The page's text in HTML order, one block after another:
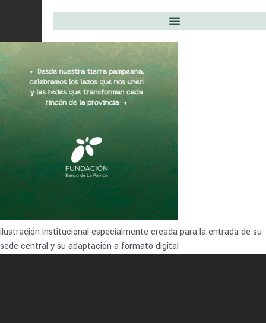
ilustración institucional especialmente creada para la entrada de su
sede central y su adaptación a formato digital